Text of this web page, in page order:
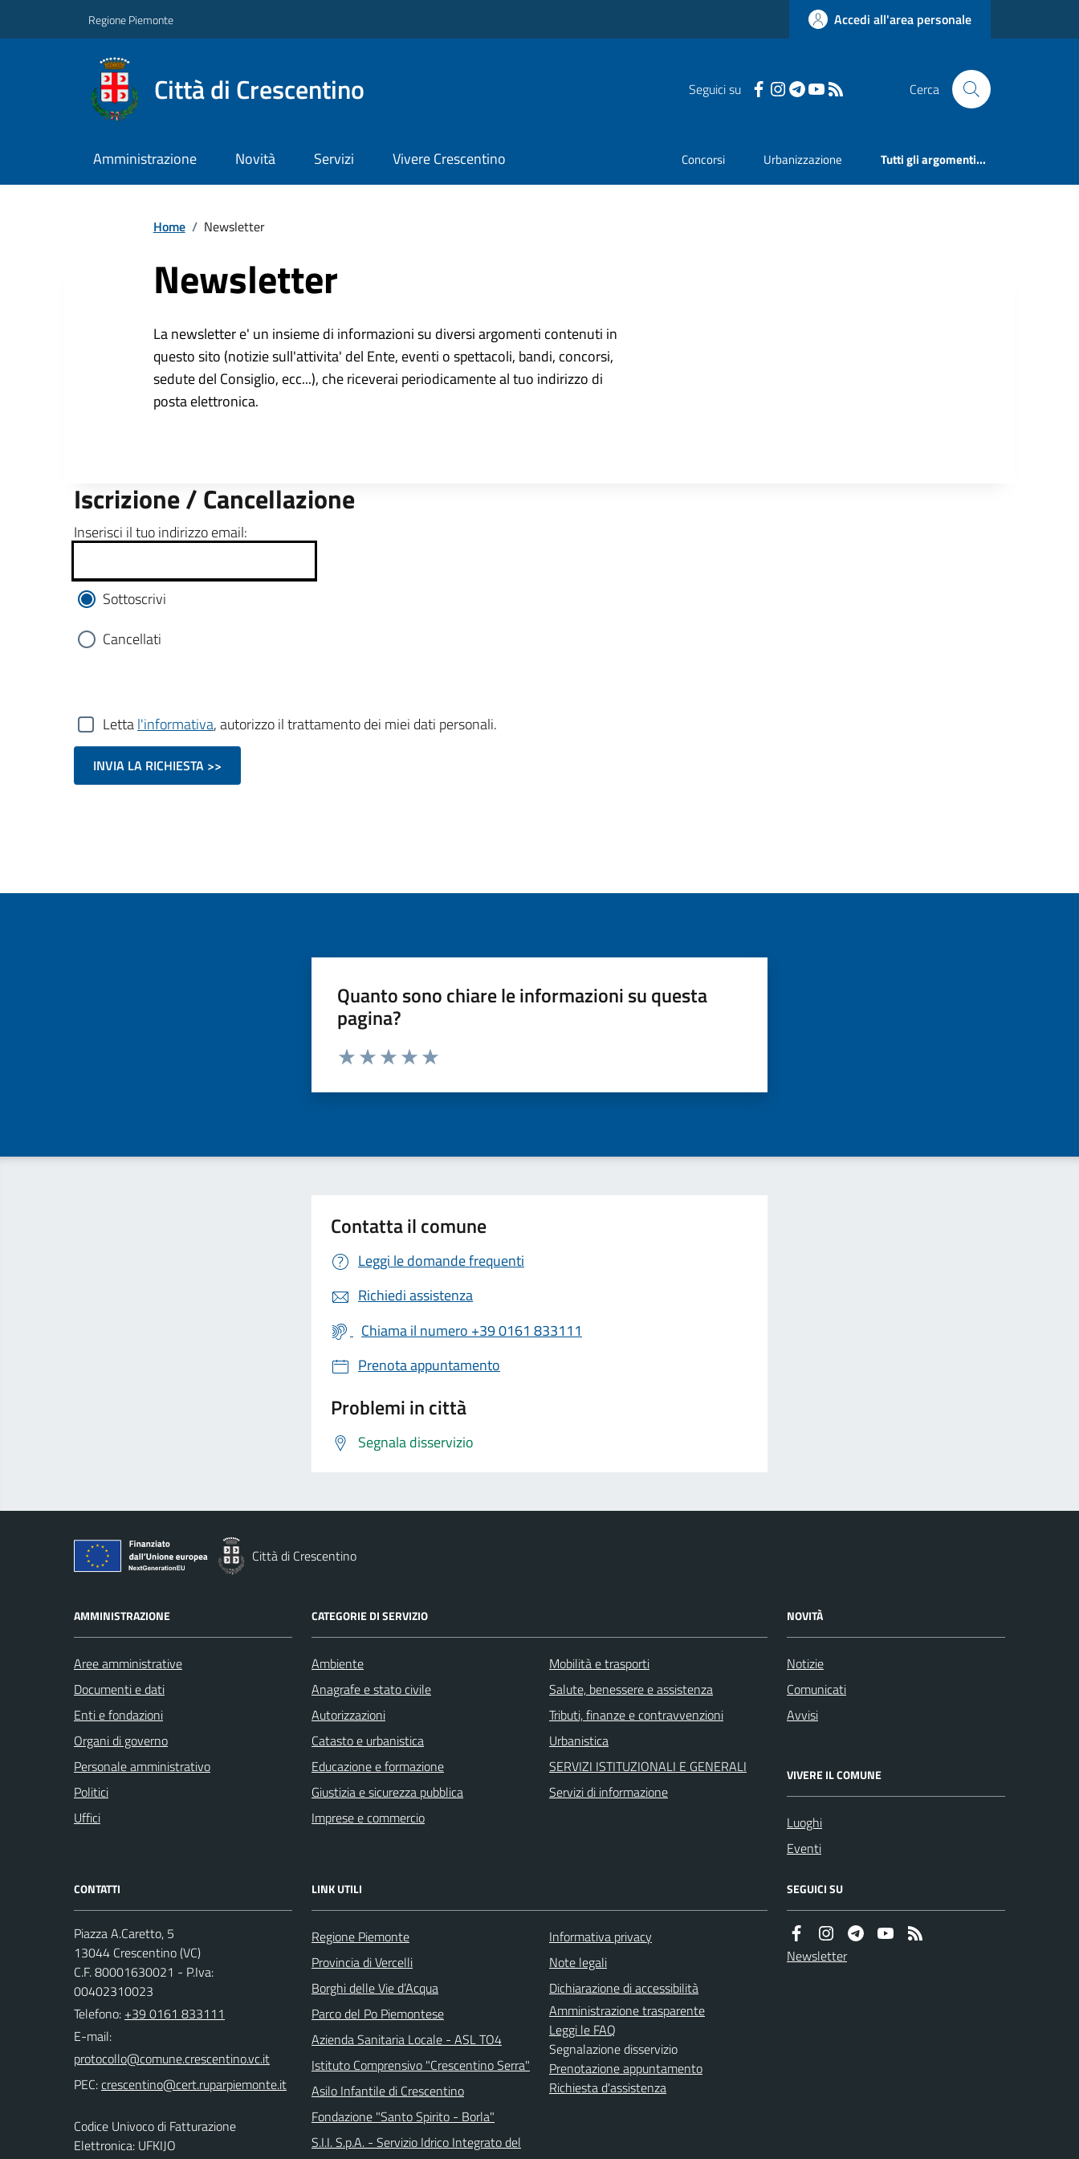
Regione Piemonte Accedi all'area personale
Città di Crescentino Seguici su Cerca
Amministrazione Novità Servizi Vivere Crescentino Concorsi Urbanizzazione Tutti gli argomenti...
Home / Newsletter
Newsletter
La newsletter e' un insieme di informazioni su diversi argomenti contenuti in
questo sito (notizie sull'attivita' del Ente, eventi o spettacoli, bandi, concorsi,
sedute del Consiglio, ecc...), che riceverai periodicamente al tuo indirizzo di
posta elettronica.
Iscrizione / Cancellazione
Inserisci il tuo indirizzo email:
Sottoscrivi
Cancellati
Lettal'informativa, autorizzo il trattamento dei miei dati personali.
Quanto sono chiare le informazioni su questa
pagina?
Valuta da 1 a 5 stelle la pagina
Contatta il comune
Leggi le domande frequenti
Richiedi assistenza
Chiama il numero +39 0161 833111
Prenota appuntamento
Problemi in città
Segnala disservizio
Città di Crescentino
AMMINISTRAZIONE
Aree amministrative
Documenti e dati
Enti e fondazioni
Organi di governo
Personale amministrativo
Politici
Uffici
CATEGORIE DI SERVIZIO
Ambiente
Anagrafe e stato civile
Autorizzazioni
Catasto e urbanistica
Educazione e formazione
Giustizia e sicurezza pubblica
Imprese e commercio
Mobilità e trasporti
Salute, benessere e assistenza
Tributi, finanze e contravvenzioni
Urbanistica
SERVIZI ISTITUZIONALI E GENERALI
Servizi di informazione
NOVITÀ
Notizie
Comunicati
Avvisi
VIVERE IL COMUNE
Luoghi
Eventi
CONTATTI
Piazza A.Caretto, 5
13044 Crescentino (VC)
C.F. 80001630021 - P.Iva:
00402310023
Telefono: +39 0161 833111
E-mail:
PEC:
Codice Univoco di Fatturazione
Elettronica: UFKIJO
LINK UTILI
Regione Piemonte
Provincia di Vercelli
Borghi delle Vie d’Acqua
Parco del Po Piemontese
Azienda Sanitaria Locale - ASL TO4
Istituto Comprensivo "Crescentino Serra"
Asilo Infantile di Crescentino
Fondazione "Santo Spirito - Borla"
S.I.I. S.p.A. - Servizio Idrico Integrato del
Informativa privacy
Note legali
Dichiarazione di accessibilità
Amministrazione trasparente
Leggi le FAQ
Segnalazione disservizio
Prenotazione appuntamento
Richiesta d'assistenza
SEGUICI SU
Newsletter